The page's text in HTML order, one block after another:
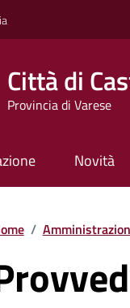
Città di
Provincia di Varese
Novità
/